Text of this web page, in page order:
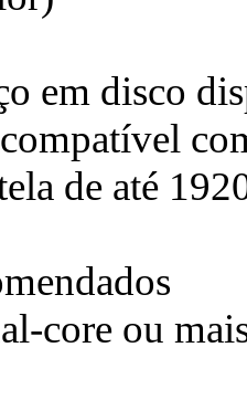
em disco
de até
core ou